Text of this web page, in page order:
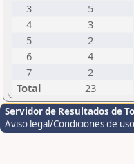
3
5
4
3
5
2
6
4
7
2
Total
23
Servidor de Resultados de
Aviso legal/Condiciones de uso